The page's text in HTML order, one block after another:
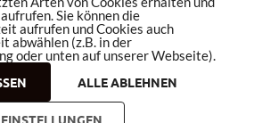
Sie können die
aufrufen und Cookies auch
abwählen (z.B. in der
oder unten auf unserer Webseite).
ALLE ABLEHNEN
EINSTELLUNGEN